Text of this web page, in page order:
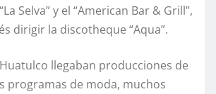
Selva” y el “American Bar & Grill”,
dirigir la discotheque “Aqua”.
llegaban producciones de
programas de moda, muchos